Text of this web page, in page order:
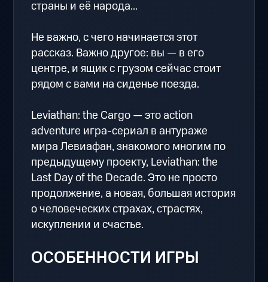
страны и её народа...
Не важно, с чего начинается этот
рассказ. Важно другое: вы — в его
центре, и ящик с грузом сейчас стоит
рядом с вами на сиденье поезда.
Leviathan: the Cargo — это action
adventure игра-сериал в антураже
мира Левиафан, знакомого многим по
предыдущему проекту, Leviathan: the
Last Day of the Decade. Это не просто
продолжение, а новая, большая история
о человеческих страхах, страстях,
искуплении и счастье.
ОСОБЕННОСТИ ИГРЫ